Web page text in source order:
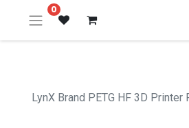
0
LynX Brand PETG HF 3D Printer